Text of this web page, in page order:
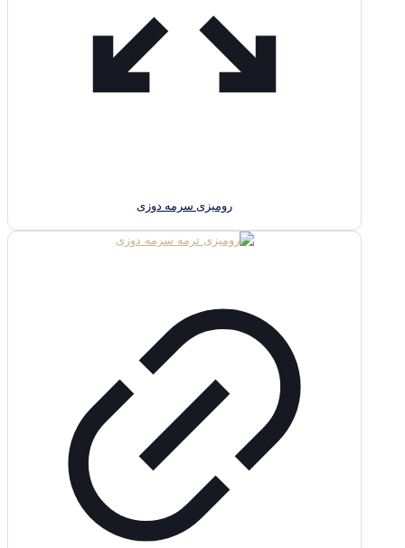
رومیزی سرمه دوزی